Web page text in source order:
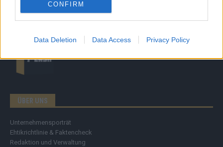
CONFIRM
Data Deletion Data Access Privacy Policy
ÜBER UNS
Unternehmensporträt
Ehtikrichtlinie & Faktencheck
Redaktion und Verwaltung